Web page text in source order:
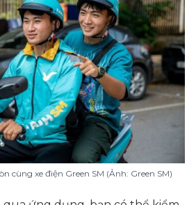
cùng xe điện Green SM (Ảnh: Green SM)